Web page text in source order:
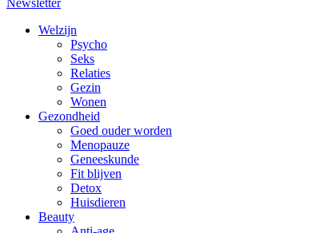
Newsletter
Welzijn
Psycho
Seks
Relaties
Gezin
Wonen
Gezondheid
Goed ouder worden
Menopauze
Geneeskunde
Fit blijven
Detox
Huisdieren
Beauty